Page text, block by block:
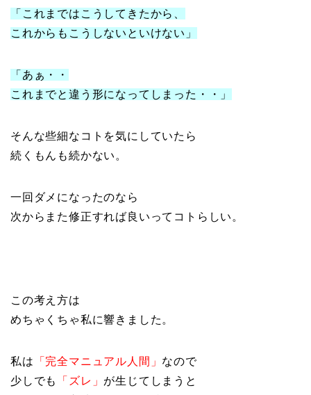
「これまではこうしてきたから、
これからもこうしないといけない」
「あぁ・・
これまでと違う形になってしまった・・」
そんな些細なコトを気にしていたら
続くもんも続かない。
一回ダメになったのなら
次からまた修正すれば良いってコトらしい。
この考え方は
めちゃくちゃ私に響きました。
私は 「完全マニュアル人間」 なので
少しでも
「ズレ」 が生じてしまうと